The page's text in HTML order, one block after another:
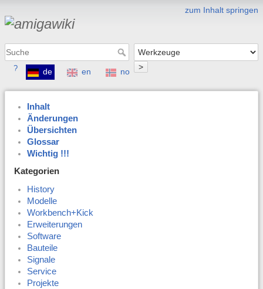
zum Inhalt springen
>
? de en no
Inhalt
Änderungen
Übersichten
Glossar
Wichtig !!!
Kategorien
History
Modelle
Workbench+Kick
Erweiterungen
Software
Bauteile
Signale
Service
Projekte